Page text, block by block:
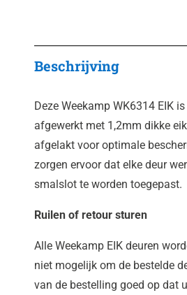
Beschrijving
Deze Weekamp WK6314 EIK
afgewerkt met 1,2mm dikke
afgelakt voor optimale
zorgen ervoor dat elke deur
smalslot te worden toegepast.
Ruilen of retour sturen
Alle Weekamp EIK deuren
niet mogelijk om de bestelde
van de bestelling goed op dat